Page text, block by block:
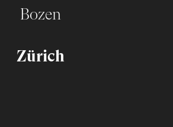
Bozen
Zürich